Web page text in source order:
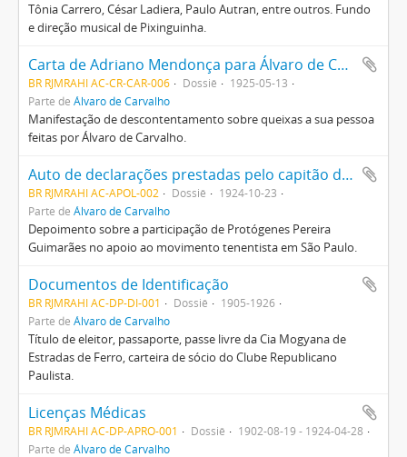
Tônia Carrero, César Ladiera, Paulo Autran, entre outros. Fundo
e direção musical de Pixinguinha.
Carta de Adriano Mendonça para Álvaro de Carvalho
BR RJMRAHI AC-CR-CAR-006 Dossiê
1925-05-13
Parte de Álvaro de Carvalho
Manifestação de descontentamento sobre queixas a sua pessoa
feitas por Álvaro de Carvalho.
Auto de declarações prestadas pelo capitão de mar e guerra Protógenes Pereira Guimarães
BR RJMRAHI AC-APOL-002 Dossiê
1924-10-23
Parte de Álvaro de Carvalho
Depoimento sobre a participação de Protógenes Pereira
Guimarães no apoio ao movimento tenentista em São Paulo.
Documentos de Identificação
BR RJMRAHI AC-DP-DI-001 Dossiê
1905-1926
Parte de Álvaro de Carvalho
Título de eleitor, passaporte, passe livre da Cia Mogyana de
Estradas de Ferro, carteira de sócio do Clube Republicano
Paulista.
Licenças Médicas
BR RJMRAHI AC-DP-APRO-001 Dossiê
1902-08-19 - 1924-04-28
Parte de Álvaro de Carvalho